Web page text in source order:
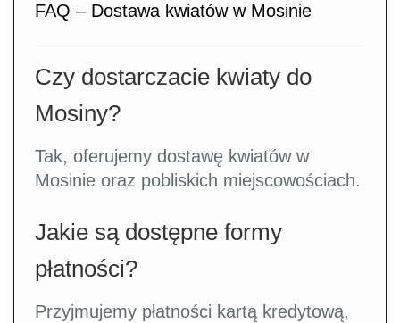
FAQ – Dostawa kwiatów w Mosinie
Czy dostarczacie kwiaty do
Mosiny?
Tak, oferujemy dostawę kwiatów w
Mosinie oraz pobliskich miejscowościach.
Jakie są dostępne formy
płatności?
Przyjmujemy płatności kartą kredytową,